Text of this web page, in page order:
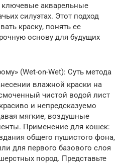
ключевые акварельные
силуэтах. Этот подход
краску, понять ее
основу для будущих
(Wet-on-Wet): Суть метода
влажной краски на
чистой водой лист
и непредсказуемо
мягкие, воздушные
Применение для кошек:
общего пушистого фона,
для первого базового слоя
пород. Представьте